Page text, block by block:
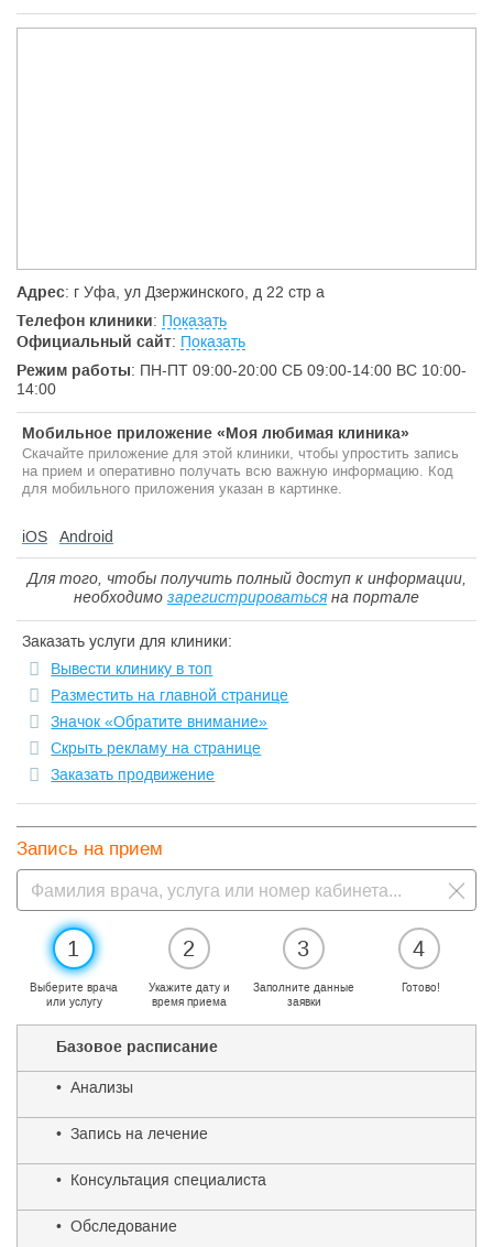
Адрес: г Уфа, ул Дзержинского, д 22 стр а
Телефон клиники: Показать
Официальный сайт: Показать
Режим работы: ПН-ПТ 09:00-20:00 СБ 09:00-14:00 ВС 10:00-
14:00
Мобильное приложение «Моя любимая клиника»
Скачайте приложение для этой клиники, чтобы упростить запись
на прием и оперативно получать всю важную информацию. Код
для мобильного приложения указан в картинке.
iOS Android
Для того, чтобы получить полный доступ к информации,
необходимо зарегистрироватьсяна портале
Заказать услуги для клиники:
Вывести клинику в топ
Разместить на главной странице
Значок «Обратите внимание»
Скрыть рекламу на странице
Заказать продвижение
Запись на прием
1
Выберите врача
или услугу
2
Укажите дату и
время приема
3
Заполните данные
заявки
4
Готово!
Базовое расписание
• Анализы
• Запись на лечение
• Консультация специалиста
• Обследование